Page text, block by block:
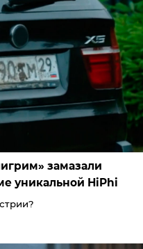
замазали
уникальной HiPhi